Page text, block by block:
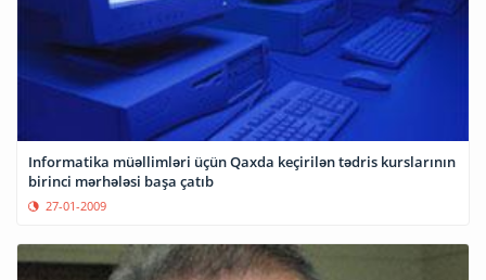
Informatika müəllimləri üçün Qaxda keçirilən tədris kurslarının
birinci mərhələsi başa çatıb
27-01-2009